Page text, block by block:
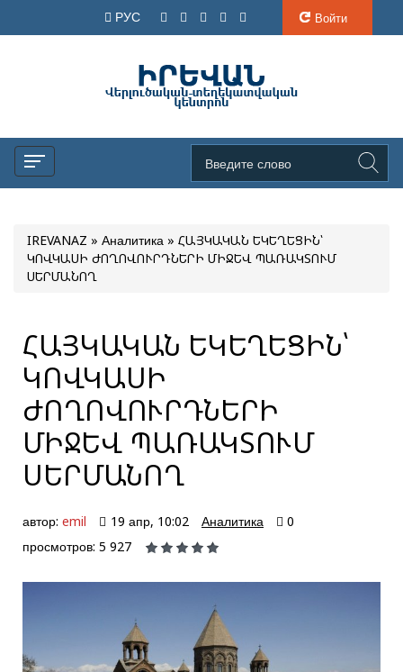
РУС Войти
IREVANAZ » Аналитика » ՀԱՅԿԱԿԱՆ ԵԿԵՂԵՑԻՆ՝
ԿՈՎԿԱՍԻ ԺՈՂՈՎՈՒՐԴՆԵՐԻ ՄԻՋԵՎ ՊԱՌԱԿՏՈՒՄ
ՍԵՐՄԱՆՈՂ
ՀԱՅԿԱԿԱՆ ԵԿԵՂԵՑԻՆ՝
ԿՈՎԿԱՍԻ
ԺՈՂՈՎՈՒՐԴՆԵՐԻ
ՄԻՋԵՎ ՊԱՌԱԿՏՈՒՄ
ՍԵՐՄԱՆՈՂ
автор: emil 19 апр, 10:02 Аналитика
0
просмотров: 5 927